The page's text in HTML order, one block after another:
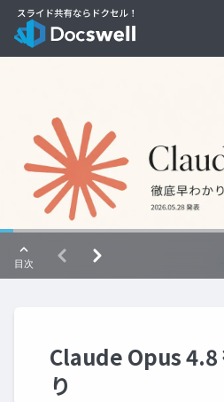
Claude Opus 4.8
り